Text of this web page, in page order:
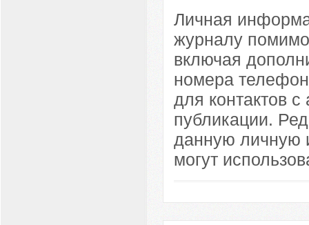
Личная
журналу
включая
номера
для контактов с
публикации.
данную личную
могут